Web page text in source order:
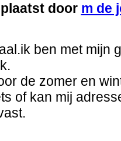
door m de
ben met mijn
de zomer en
of kan mij